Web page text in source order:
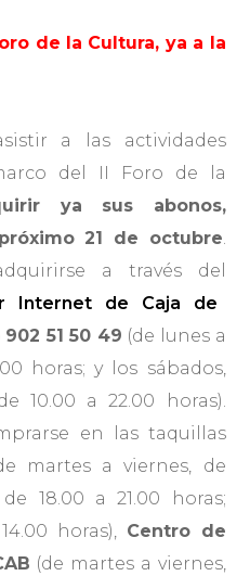
de la Cultura, ya a la
a las actividades
del II Foro de la
ya sus abonos,
21 de octubre.
a través del
Internet de Caja de
902 51 50 49 (de lunes a
horas; y los sábados,
10.00 a 22.00 horas).
en las taquillas
martes a viernes, de
18.00 a 21.00 horas;
horas), Centro de
(de martes a viernes,